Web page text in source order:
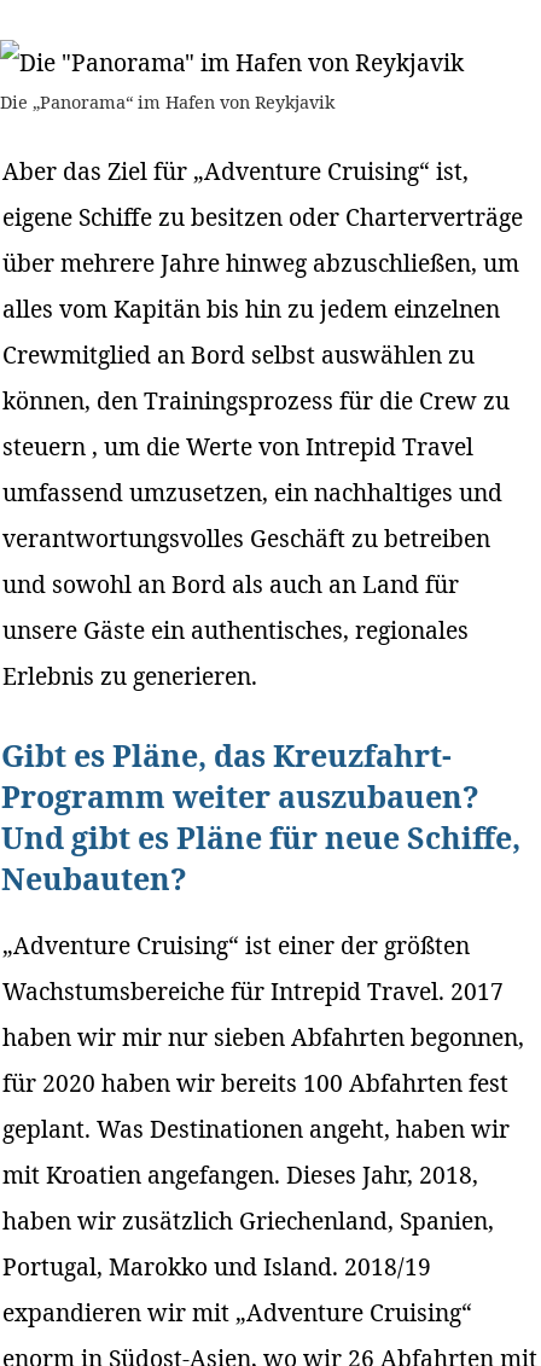
Die „Panorama“ im Hafen von Reykjavik
Aber das Ziel für „Adventure Cruising“ ist,
eigene Schiffe zu besitzen oder Charterverträge
über mehrere Jahre hinweg abzuschließen, um
alles vom Kapitän bis hin zu jedem einzelnen
Crewmitglied an Bord selbst auswählen zu
können, den Trainingsprozess für die Crew zu
steuern , um die Werte von Intrepid Travel
umfassend umzusetzen, ein nachhaltiges und
verantwortungsvolles Geschäft zu betreiben
und sowohl an Bord als auch an Land für
unsere Gäste ein authentisches, regionales
Erlebnis zu generieren.
Gibt es Pläne, das Kreuzfahrt-
Programm weiter auszubauen?
Und gibt es Pläne für neue Schiffe,
Neubauten?
„Adventure Cruising“ ist einer der größten
Wachstumsbereiche für Intrepid Travel. 2017
haben wir mir nur sieben Abfahrten begonnen,
für 2020 haben wir bereits 100 Abfahrten fest
geplant. Was Destinationen angeht, haben wir
mit Kroatien angefangen. Dieses Jahr, 2018,
haben wir zusätzlich Griechenland, Spanien,
Portugal, Marokko und Island. 2018/19
expandieren wir mit „Adventure Cruising“
enorm in Südost-Asien, wo wir 26 Abfahrten mit